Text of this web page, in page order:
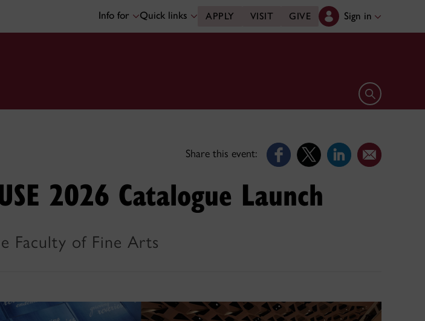
Info for Quick links APPLY VISIT GIVE Sign in
Open search
Share this event:
2026 Catalogue Launch
Faculty of Fine Arts